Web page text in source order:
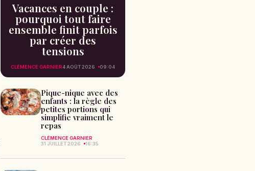
Vacances en couple :
pourquoi tout faire
ensemble finit parfois
par créer des
tensions
CLÉMENCE GARNIER4 AOÛT 2026 09:04
Pique-nique avec des
enfants : la règle des
petites portions qui
simplifie vraiment le
repas
CLÉMENCE GARNIER
31 JUILLET 2026
16:35